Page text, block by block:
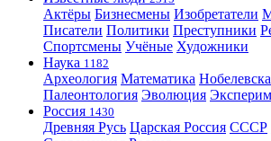
Актёры Бизнесмены Изобретатели
Писатели Политики Преступники
Спортсмены Учёные Художники
Наука 1182
Археология Математика
Палеонтология Эволюция
Россия 1430
Древняя Русь Царская Россия СССР